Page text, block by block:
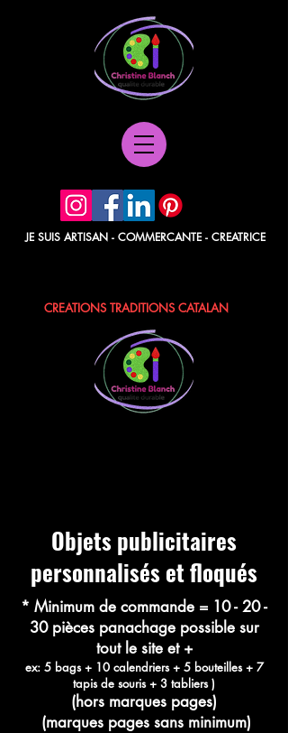
JE SUIS ARTISAN - COMMERCANTE - CREATRICE
CREATIONS TRADITIONS CATALAN
Objets publicitaires
personnalisés et floqués
* Minimum de commande = 10 - 20 -
30 pièces panachage possible sur
tout le site et +
ex: 5 bags + 10 calendriers + 5 bouteilles + 7
tapis de souris + 3 tabliers )
(hors marques pages)
(marques pages sans minimum)